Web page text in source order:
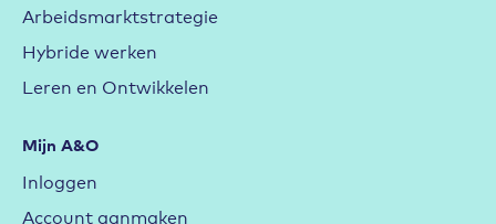
Arbeidsmarktstrategie
Hybride werken
Leren en Ontwikkelen
Mijn A&O
Inloggen
Account aanmaken